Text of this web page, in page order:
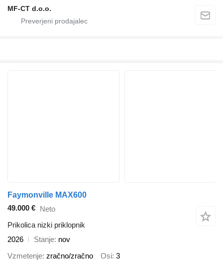
MF-CT d.o.o.
Faymonville MAX600
49.000 € Neto
Prikolica nizki priklopnik
2026
Stanje nov
Vzmetenje zračno/zračno Osi 3